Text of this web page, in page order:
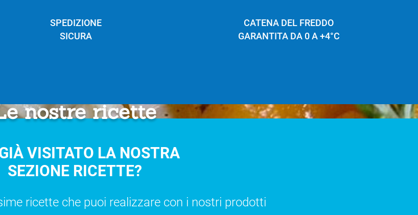
SPEDIZIONE
SICURA
CATENA DEL FREDDO
GARANTITA DA 0 A +4°C
nostre ricette
VISITATO LA NOSTRA
SEZIONE RICETTE?
ricette che puoi realizzare con i nostri prodotti